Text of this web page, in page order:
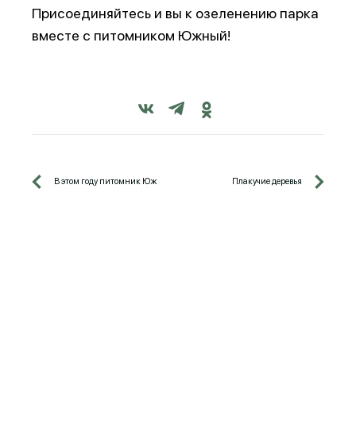
Присоединяйтесь и вы к озеленению парка
вместе с питомником Южный!
В этом году питомник Южный расширил свои границы…
Плакучие деревья